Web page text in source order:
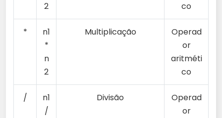
2
co
*
n1
*
n
2
Multiplicação
Operad
or
aritméti
co
/
n1
/
Divisão
Operad
or